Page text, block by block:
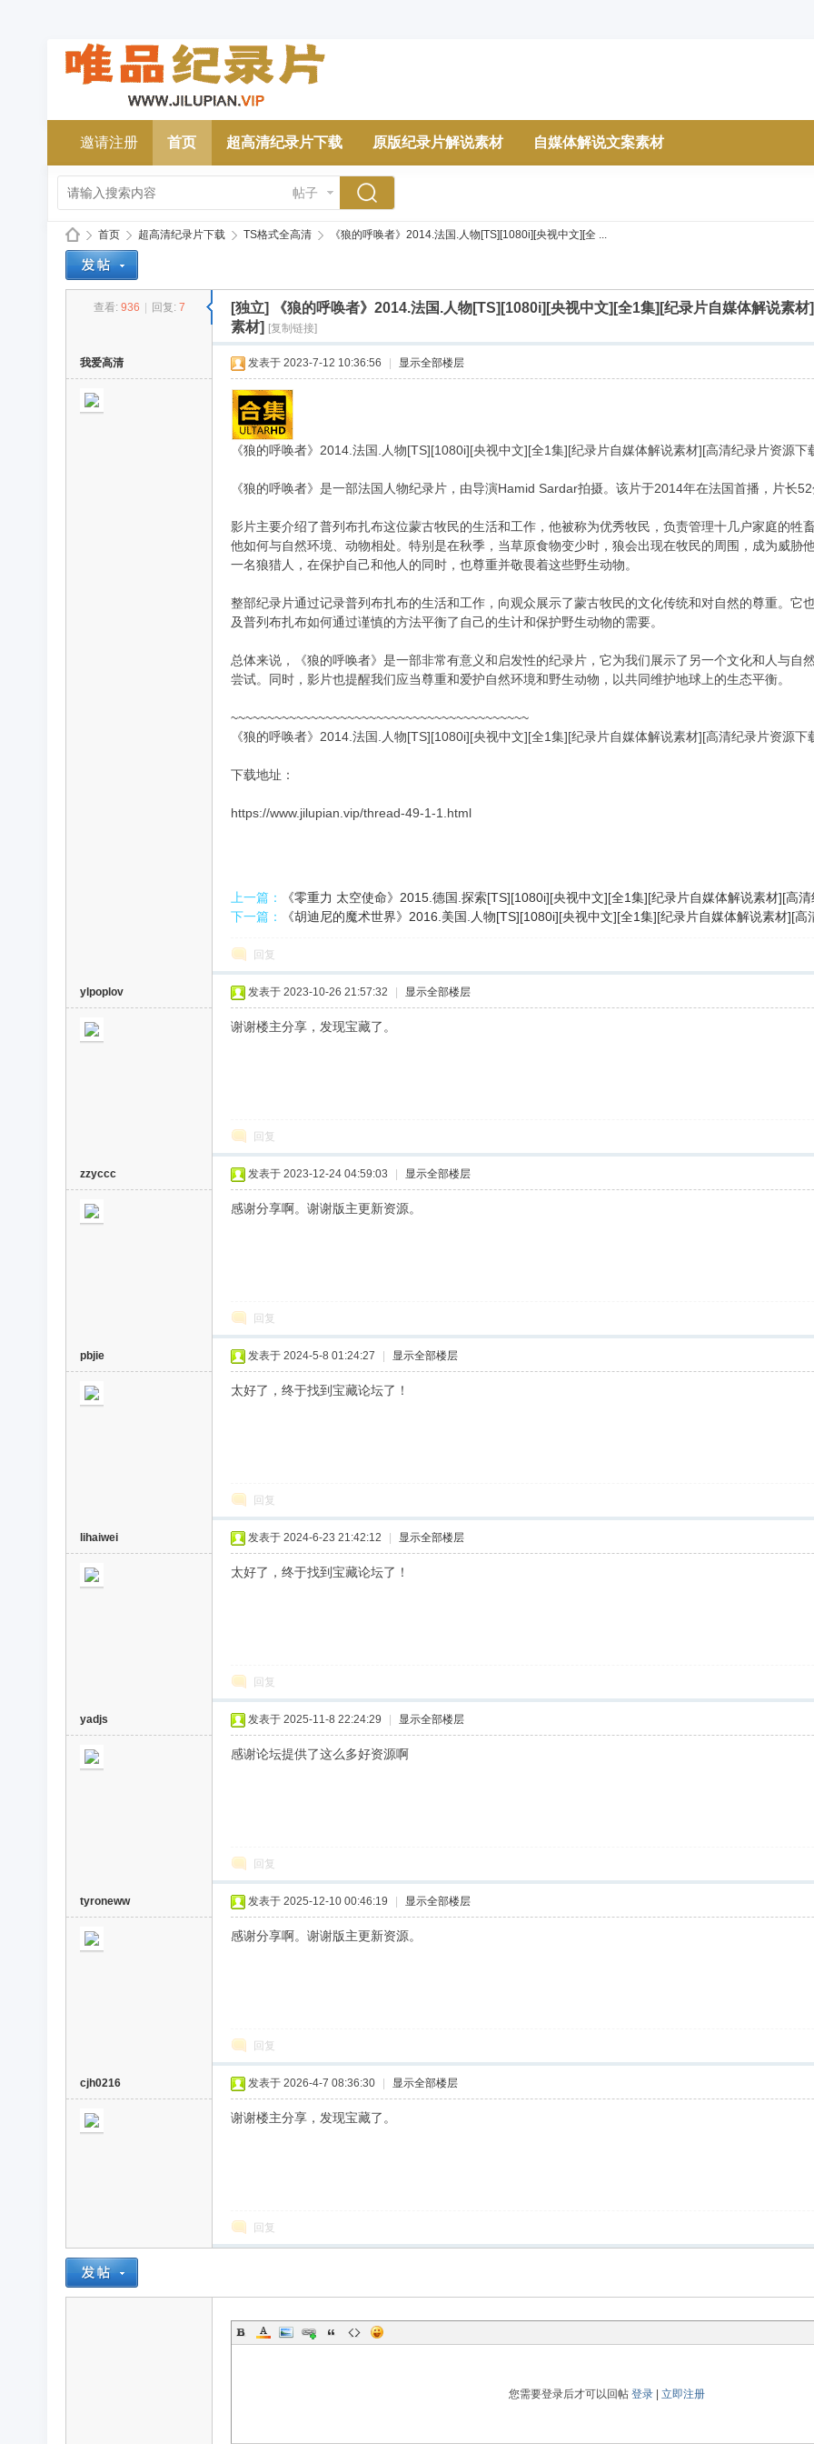
邀请注册 首页 超高清纪录片下载 原版纪录片解说素材 自媒体解说文案素材
帖子
首页
›
超高清纪录片下载 TS格式全高清
›
《狼的呼唤者》2014.法国.人物[TS][1080i][央视中文][全 ...
查看: 936 回复: 7 [独立]
《狼的呼唤者》2014.法国.人物[TS][1080i][央视中文][全1集][纪录片自媒体解说素
素材] [复制链接]
我爱高清 发表于 2023-7-12 10:36:56 显示全部楼层
《狼的呼唤者》2014.法国.人物[TS][1080i][央视中文][全1集][纪录片自媒体解说素材][高清纪录片资源下
《狼的呼唤者》是一部法国人物纪录片，由导演Hamid Sardar拍摄。该片于2014年在法国首播，片长52
影片主要介绍了普列布扎布这位蒙古牧民的生活和工作，他被称为优秀牧民，负责管理十几户家庭的牲
他如何与自然环境、动物相处。特别是在秋季，当草原食物变少时，狼会出现在牧民的周围，成为威胁
一名狼猎人，在保护自己和他人的同时，也尊重并敬畏着这些野生动物。
整部纪录片通过记录普列布扎布的生活和工作，向观众展示了蒙古牧民的文化传统和对自然的尊重。它
及普列布扎布如何通过谨慎的方法平衡了自己的生计和保护野生动物的需要。
总体来说，《狼的呼唤者》是一部非常有意义和启发性的纪录片，它为我们展示了另一个文化和人与自
尝试。同时，影片也提醒我们应当尊重和爱护自然环境和野生动物，以共同维护地球上的生态平衡。
~~~~~~~~~~~~~~~~~~~~~~~~~~~~~~~~~~~~~~~~~
《狼的呼唤者》2014.法国.人物[TS][1080i][央视中文][全1集][纪录片自媒体解说素材][高清纪录片资源下
下载地址：
https://www.jilupian.vip/thread-49-1-1.html
上一篇：
《零重力 太空使命》2015.德国.探索[TS][1080i][央视中文][全1集][纪录片自媒体解说素材][高
下一篇：
《胡迪尼的魔术世界》2016.美国.人物[TS][1080i][央视中文][全1集][纪录片自媒体解说素材][
回复
ylpoplov 发表于 2023-10-26 21:57:32 显示全部楼层
谢谢楼主分享，发现宝藏了。
回复
zzyccc 发表于 2023-12-24 04:59:03 显示全部楼层
感谢分享啊。谢谢版主更新资源。
回复
pbjie 发表于 2024-5-8 01:24:27 显示全部楼层
太好了，终于找到宝藏论坛了！
回复
lihaiwei 发表于 2024-6-23 21:42:12 显示全部楼层
太好了，终于找到宝藏论坛了！
回复
yadjs 发表于 2025-11-8 22:24:29 显示全部楼层
感谢论坛提供了这么多好资源啊
回复
tyroneww 发表于 2025-12-10 00:46:19 显示全部楼层
感谢分享啊。谢谢版主更新资源。
回复
cjh0216 发表于 2026-4-7 08:36:30 显示全部楼层
谢谢楼主分享，发现宝藏了。
回复
您需要登录后才可以回帖 登录| 立即注册